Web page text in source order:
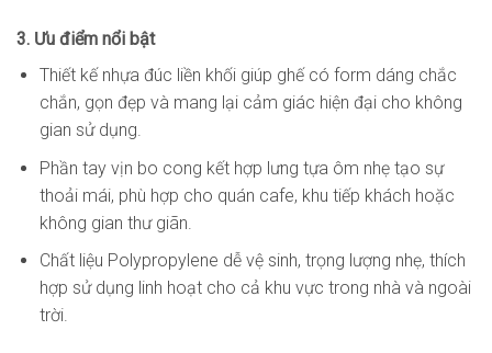
3. Ưu điểm nổi bật
Thiết kế nhựa đúc liền khối giúp ghế có form dáng chắc
chắn, gọn đẹp và mang lại cảm giác hiện đại cho không
gian sử dụng.
Phần tay vịn bo cong kết hợp lưng tựa ôm nhẹ tạo sự
thoải mái, phù hợp cho quán cafe, khu tiếp khách hoặc
không gian thư giãn.
Chất liệu Polypropylene dễ vệ sinh, trọng lượng nhẹ, thích
hợp sử dụng linh hoạt cho cả khu vực trong nhà và ngoài
trời.